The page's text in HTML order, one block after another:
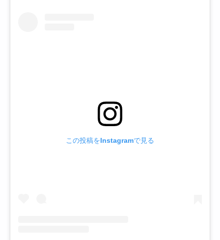
この投稿をInstagramで見る